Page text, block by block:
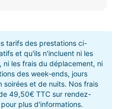
tarifs des prestations ci-
et qu'ils n'incluent ni les
ni les frais du déplacement, ni
des week-ends, jours
soirées et de nuits. Nos frais
49,50€ TTC sur rendez-
plus d'informations.